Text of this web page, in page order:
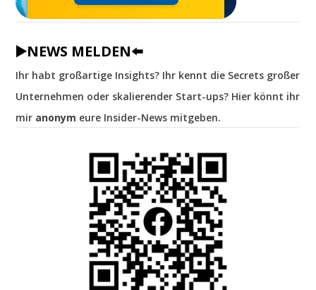
▶️NEWS MELDEN⬅️
Ihr habt großartige Insights? Ihr kennt die Secrets großer
Unternehmen oder skalierender Start-ups? Hier könnt ihr
mir anonym eure Insider-News mitgeben.